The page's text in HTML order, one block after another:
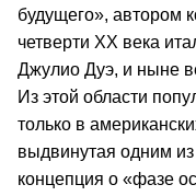
будущего», автором
четверти ХХ века
Джулио Дуэ, и ныне
Из этой области
только в
выдвинутая одним
концепция о «фазе